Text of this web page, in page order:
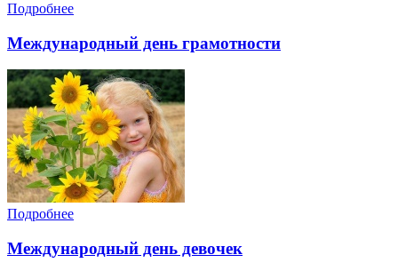
Подробнее
Международный день грамотности
Подробнее
Международный день девочек